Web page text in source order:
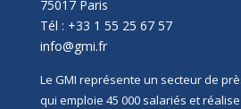
75017 Paris
Tél : +33 1 55 25 67 57
info@gmi.fr
Le GMI représente un secteur de
qui emploie 45 000 salariés et